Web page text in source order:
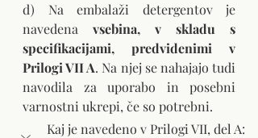
d) Na embalaži detergentov je
navedena vsebina, v skladu s
specifikacijami, predvidenimi v
Prilogi VII A. Na njej se nahajajo tudi
navodila za uporabo in posebni
varnostni ukrepi, če so potrebni.
Kaj je navedeno v Prilogi VII, del A: